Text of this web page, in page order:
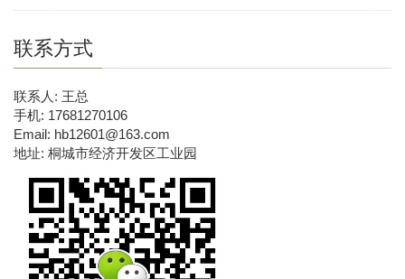
联系方式
联系人: 王总
手机: 17681270106
Email: hb12601@163.com
地址: 桐城市经济开发区工业园